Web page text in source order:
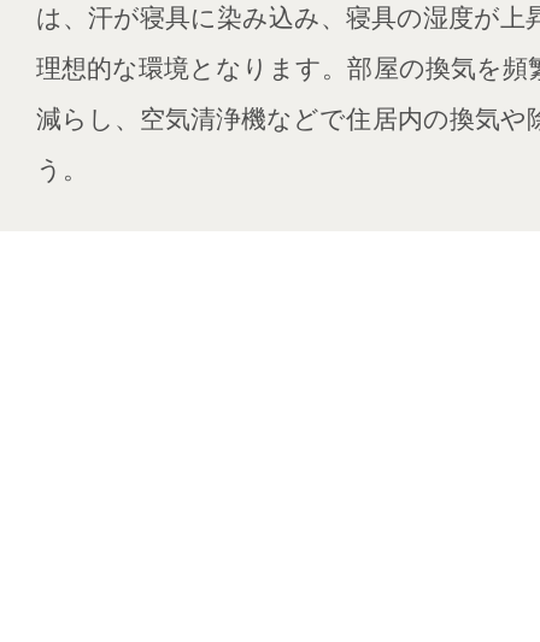
は、汗が寝具に染み込み、寝具の湿度が上
理想的な環境となります。部屋の換気を頻
減らし、空気清浄機などで住居内の換気や
う。